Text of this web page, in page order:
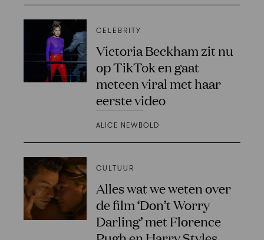
CELEBRITY
Victoria Beckham zit nu
op TikTok en gaat
meteen viral met haar
eerste video
ALICE NEWBOLD
CULTUUR
Alles wat we weten over
de film ‘Don’t Worry
Darling’ met Florence